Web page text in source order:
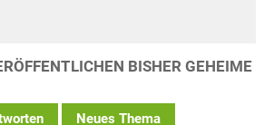
BISHER GEHEIME
Neues Thema